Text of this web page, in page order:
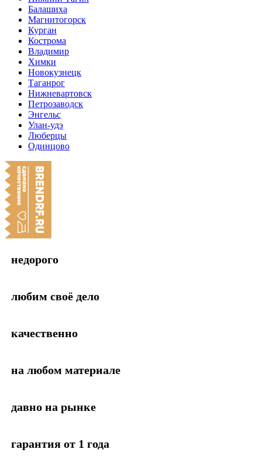
Балашиха
Магнитогорск
Курган
Кострома
Владимир
Химки
Новокузнецк
Таганрог
Нижневартовск
Петрозаводск
Энгельс
Улан-удэ
Люберцы
Одинцово
недорого
любим своё дело
качественно
на любом материале
давно на рынке
гарантия от 1 года